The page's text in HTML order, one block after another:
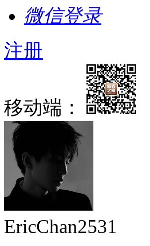
微信登录
注册
移动端：
EricChan2531